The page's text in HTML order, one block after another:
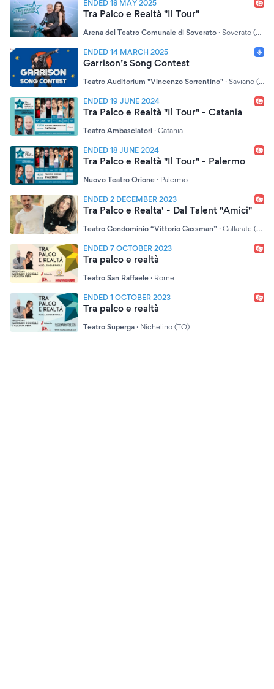
ENDED 18 MAY 2025
Tra Palco e Realtà "Il Tour"
Arena del Teatro Comunale di Soverato · Soverato (CZ)
ENDED 14 MARCH 2025
Garrison’s Song Contest
Teatro Auditorium "Vincenzo Sorrentino" · Saviano (NA)
ENDED 19 JUNE 2024
Tra Palco e Realtà "Il Tour" - Catania
Teatro Ambasciatori · Catania
ENDED 18 JUNE 2024
Tra Palco e Realtà "Il Tour" - Palermo
Nuovo Teatro Orione · Palermo
ENDED 2 DECEMBER 2023
Tra Palco e Realta' - Dal Talent "Amici"
Teatro Condominio “Vittorio Gassman” · Gallarate (VA)
ENDED 7 OCTOBER 2023
Tra palco e realtà
Teatro San Raffaele · Rome
ENDED 1 OCTOBER 2023
Tra palco e realtà
Teatro Superga · Nichelino (TO)